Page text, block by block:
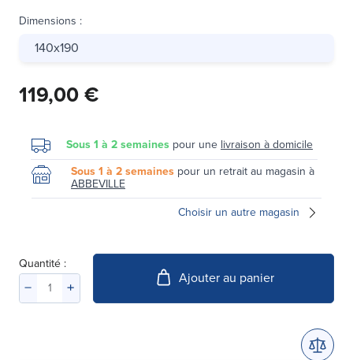
Dimensions :
140x190
119,00 €
Sous 1 à 2 semaines pour une livraison à domicile
Sous 1 à 2 semaines pour un retrait au magasin à
ABBEVILLE
Choisir un autre magasin
Quantité :
Ajouter au panier